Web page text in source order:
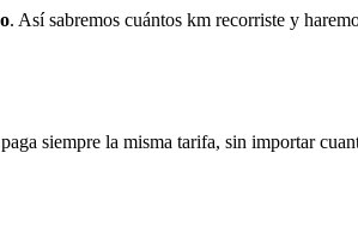
. Así sabremos cuántos km recorriste y
siempre la misma tarifa, sin importar